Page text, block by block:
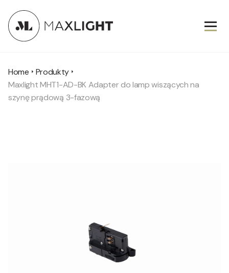
Home
Produkty
Maxlight MHT1-AD-BK Adapter do lamp wiszących na
szynę prądową 3-fazową